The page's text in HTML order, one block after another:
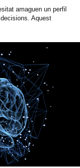
amaguen un perfil
Aquest